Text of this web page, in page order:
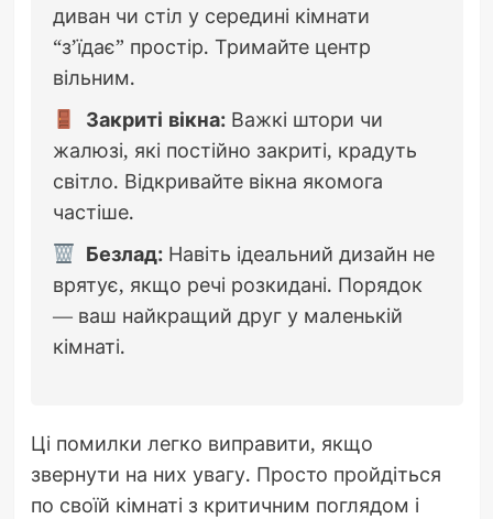
диван чи стіл у середині кімнати
“з’їдає” простір. Тримайте центр
вільним.
Закриті вікна: Важкі штори чи
жалюзі, які постійно закриті, крадуть
світло. Відкривайте вікна якомога
частіше.
Безлад: Навіть ідеальний дизайн не
врятує, якщо речі розкидані. Порядок
— ваш найкращий друг у маленькій
кімнаті.
Ці помилки легко виправити, якщо
звернути на них увагу. Просто пройдіться
по своїй кімнаті з критичним поглядом і